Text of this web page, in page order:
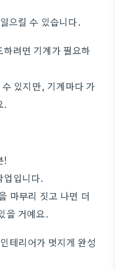
으킬 수 있습니다.
려면 기계가 필요하
있지만, 기계마다 가
.
!
업입니다.
마무리 짓고 나면 더
을 거예요.
테리어가 멋지게 완성